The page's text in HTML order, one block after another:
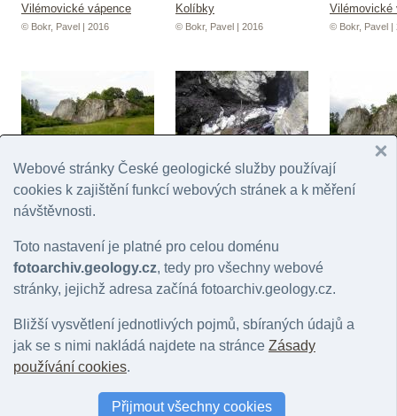
Vilémovické vápence
© Bokr, Pavel | 2016
Kolíbky
© Bokr, Pavel | 2016
Vilémovické
© Bokr, Pavel |
Kolíbky Rudické propadání Kolíbky
Vilémovické vápence
Webové stránky České geologické služby používají
cookies k zajištění funkcí webových stránek a k měření
návštěvnosti.
Toto nastavení je platné pro celou doménu
fotoarchiv.geology.cz, tedy pro všechny webové
stránky, jejichž adresa začíná fotoarchiv.geology.cz.
Bližší vysvětlení jednotlivých pojmů, sbíraných údajů a
jak se s nimi nakládá najdete na stránce Zásady
používání cookies.
Přijmout všechny cookies